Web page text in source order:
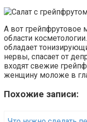
А вот грейпфрутовое
области
обладает
нервы, спасает от
входят свежие
женщину моложе в
Похожие записи: